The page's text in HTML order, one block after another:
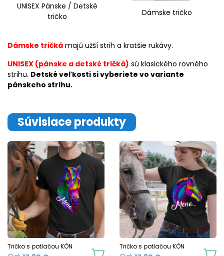
UNISEX Pánske / Detské
tričko
Dámske tričko
Dámske tričká majú užší strih a kratšie rukávy.
UNISEX (pánske a detské tričká) sú klasického rovného
strihu. Detské veľkosti si vyberiete vo variante
pánskeho strihu.
Súvisiace produkty
Tričko s potlačou KÔN Tričko s potlačou KÔN